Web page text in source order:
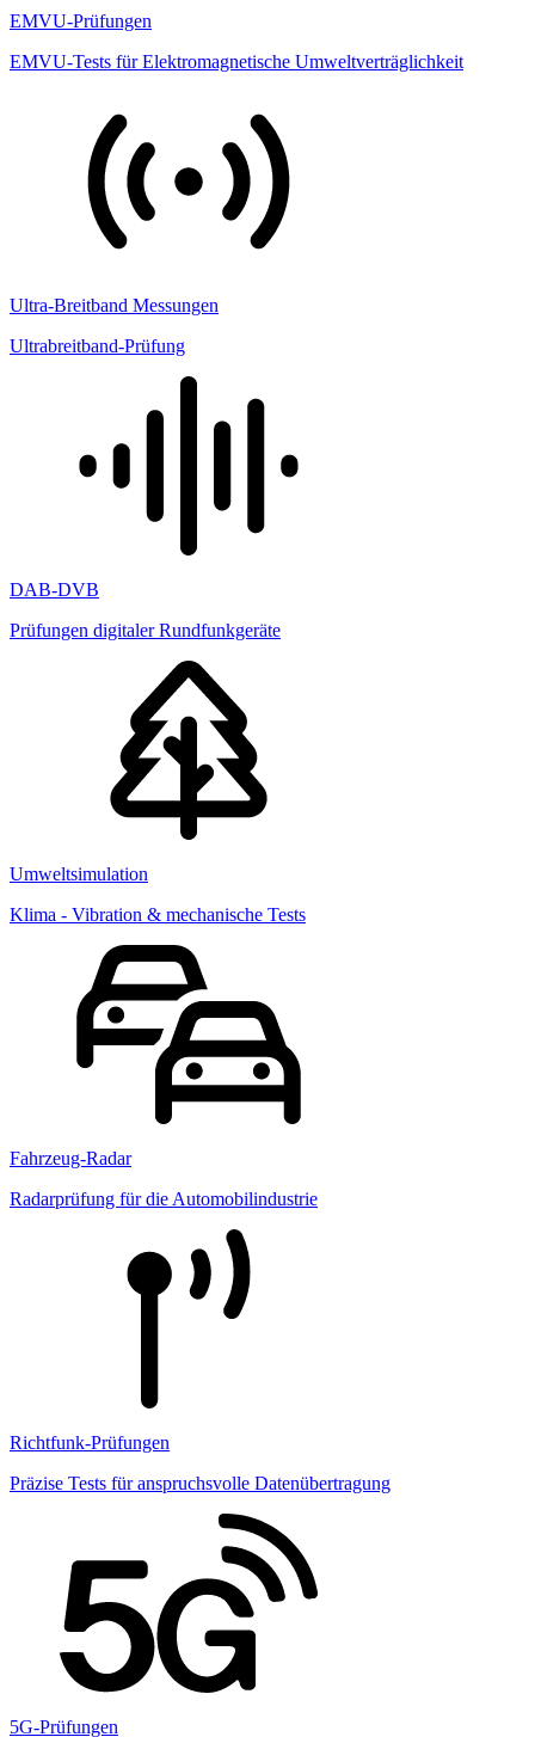
EMVU-Prüfungen
EMVU-Tests für Elektromagnetische Umweltverträglichkeit
Ultra-Breitband Messungen
Ultrabreitband-Prüfung
DAB-DVB
Prüfungen digitaler Rundfunkgeräte
Umweltsimulation
Klima - Vibration & mechanische Tests
Fahrzeug-Radar
Radarprüfung für die Automobilindustrie
Richtfunk-Prüfungen
Präzise Tests für anspruchsvolle Datenübertragung
5G-Prüfungen